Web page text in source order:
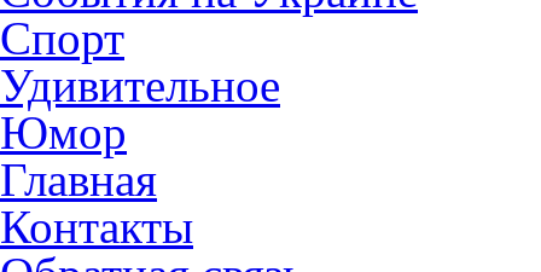
Спорт
Удивительное
Юмор
Главная
Контакты